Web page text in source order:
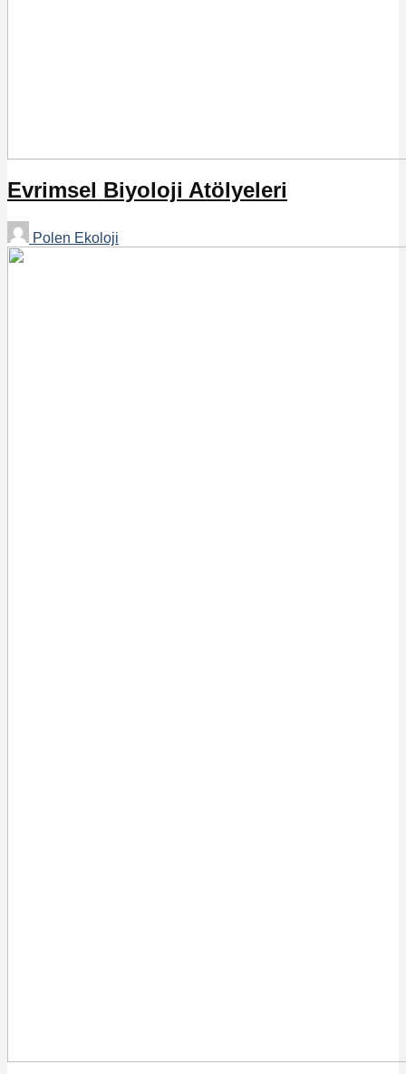
Evrimsel Biyoloji Atölyeleri
Polen Ekoloji